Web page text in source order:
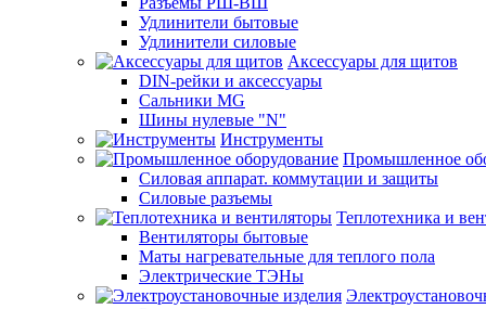
Удлинители бытовые
Удлинители силовые
Аксессуары для щитов
DIN-рейки и аксессуары
Сальники MG
Шины нулевые "N"
Инструменты
Промышленное
Силовая аппарат. коммутации и защиты
Силовые разъемы
Теплотехника и
Вентиляторы бытовые
Маты нагревательные для теплого пола
Электрические ТЭНы